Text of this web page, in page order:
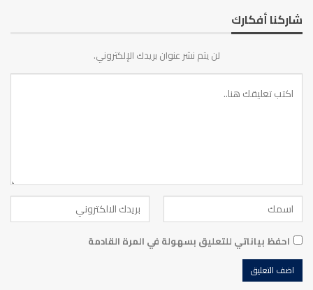
شاركنا أفكارك
لن يتم نشر عنوان بريدك الإلكتروني.
احفظ بياناتي للتعليق بسهولة في المرة القادمة